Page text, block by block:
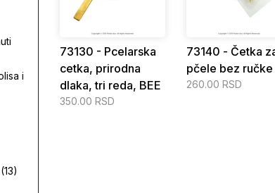
73130 - Pcelarska
cetka, prirodna
dlaka, tri reda, BEE
350.00 RSD
73140 - Četka
pčele bez ručke
260.00 RSD
i
(13)